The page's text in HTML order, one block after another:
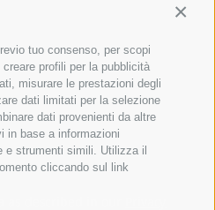
tuo consenso, per scopi
profili per la pubblicità
misurare le prestazioni degli
dati limitati per la selezione
dati provenienti da altre
in base a informazioni
strumenti simili. Utilizza il
cliccando sul link